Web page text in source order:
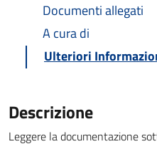
Documenti allegati
A cura di
Ulteriori
Descrizione
Leggere la documentazione